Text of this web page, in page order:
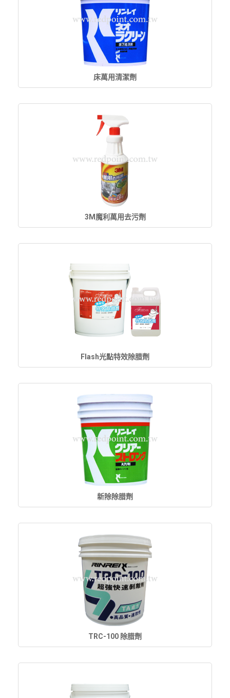
床萬用清潔劑
3M魔利萬用去污劑
Flash光點特效除腊劑
新除除腊劑
TRC-100 除腊劑